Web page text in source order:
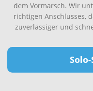
dem Vormarsch. Wir
richtigen Anschlusses,
zuverlässiger und